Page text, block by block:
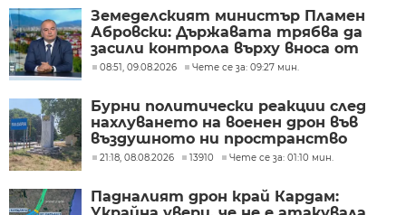
Земеделският министър Пламен
Абровски: Държавата трябва да
засили контрола върху вноса от
трети страни
08:51, 09.08.2026 Чете се за: 09:27 мин.
Бурни политически реакции след
нахлуването на военен дрон във
въздушното ни пространство
(ОБЗОР)
21:18, 08.08.2026 13910 Чете се за: 01:10 мин.
Падналият дрон край Кардам: